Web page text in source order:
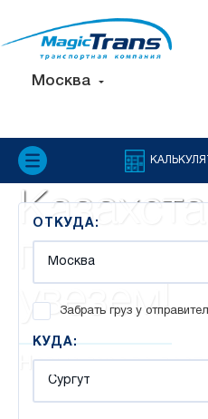
Москва
ОТКУДА:
Забрать груз у
КУДА:
увезем!
Новые города